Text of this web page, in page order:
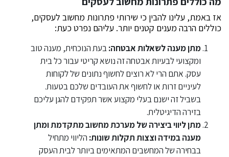
אז באמת, עלינו להבין כי שירותי פתרונות מחשוב לעסקים,
כוללים הרבה מענים קטנים יותר. עליהם נפרט כעת:
מתן מענה לשאלות אבטחה:בעת הנוכחית, מענה טוב
ומקצועי לבעיות אבטחה זה נושא קריטי עבור כל בית
עסק. אתם הרי לא רוצים לחשוף נתונים של לקוחות
לעיניים זרות או לחשוף את העובדים שלכם בטעות.
בשביל זה ישנם בעלי מקצוע אשר תפקידם להגן עליכם
בזירה הדיגיטלית.
מתן ליווי ביצירה של מערכת מחשוב מתקדמת ומתן
מענה במידה וצצות תקלות שונות:הליווי מתחיל
בבחירה של המחשבים המתאימים ביותר לבית העסק